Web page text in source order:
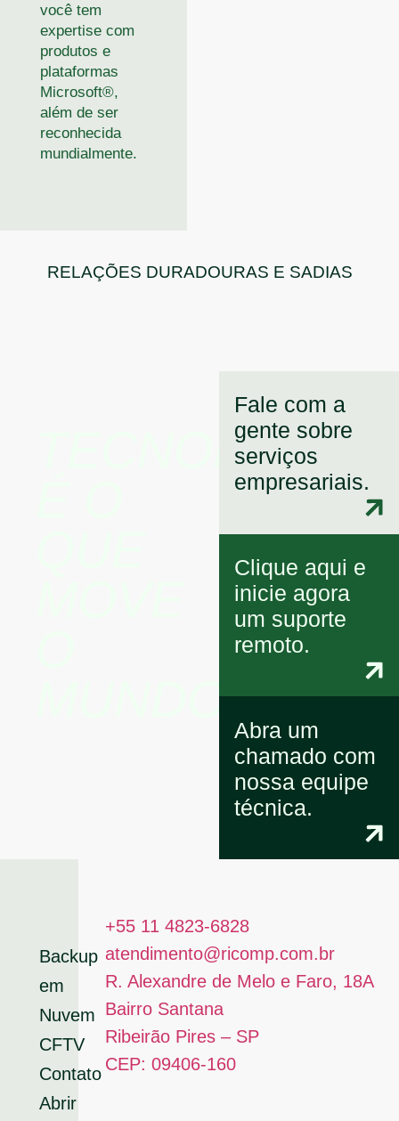
você tem
expertise com
produtos e
plataformas
Microsoft®,
além de ser
reconhecida
mundialmente.
RELAÇÕES DURADOURAS E SADIAS
TECNOLOGIA
MUNDO.
Fale com a
gente sobre
serviços
empresariais.
Clique aqui e
inicie agora
um suporte
remoto.
Abra um
chamado com
nossa equipe
técnica.
Backup
em
Nuvem
CFTV
Contato
Abrir
+55 11 4823-6828
atendimento@ricomp.com.br
R. Alexandre de Melo e Faro, 18A
Bairro Santana
Ribeirão Pires – SP
CEP: 09406-160